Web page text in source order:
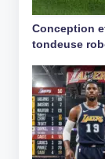
Conception
tondeuse